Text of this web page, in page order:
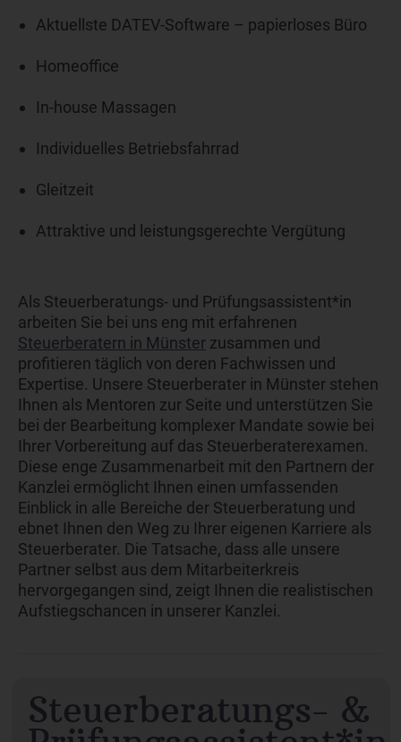
Aktuellste DATEV-Software – papierloses Büro
Homeoffice
In-house Massagen
Individuelles Betriebsfahrrad
Gleitzeit
Attraktive und leistungsgerechte Vergütung
Als Steuerberatungs- und Prüfungsassistent*in
arbeiten Sie bei uns eng mit erfahrenen
Steuerberatern in Münster zusammen und
profitieren täglich von deren Fachwissen und
Expertise. Unsere Steuerberater in Münster stehen
Ihnen als Mentoren zur Seite und unterstützen Sie
bei der Bearbeitung komplexer Mandate sowie bei
Ihrer Vorbereitung auf das Steuerberaterexamen.
Diese enge Zusammenarbeit mit den Partnern der
Kanzlei ermöglicht Ihnen einen umfassenden
Einblick in alle Bereiche der Steuerberatung und
ebnet Ihnen den Weg zu Ihrer eigenen Karriere als
Steuerberater. Die Tatsache, dass alle unsere
Partner selbst aus dem Mitarbeiterkreis
hervorgegangen sind, zeigt Ihnen die realistischen
Aufstiegschancen in unserer Kanzlei.
Steuerberatungs- &